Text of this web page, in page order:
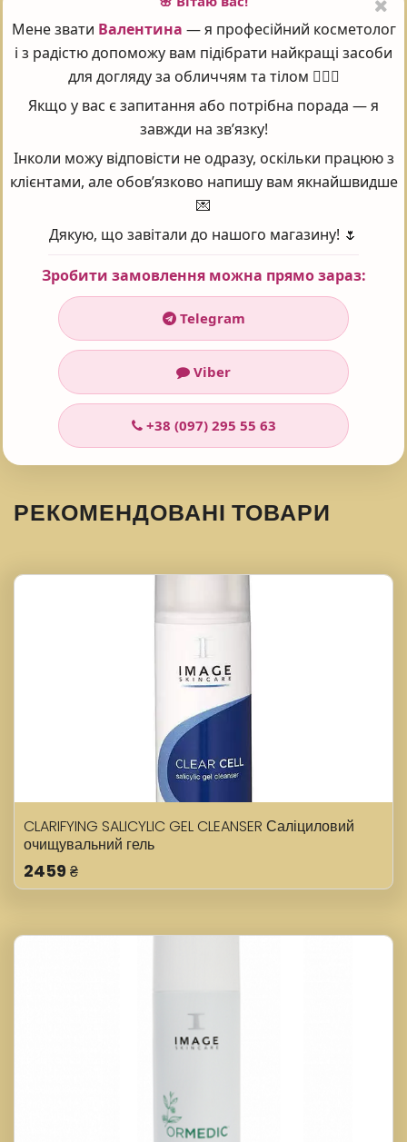
PERFECTION LIFT FORTE ПІЛІНГ ПЕРФЕКШН
ПОСИЛЕНИЙ ЯКА ЦІНА?
У інтернет-магазині Prof косметика товар:
PERFECTION LIFT FORTE Пілінг перфекшн
посиленийкоштує 7153 ₴
ЧОМУ ВАРТО ЗАМОВИТИ САМЕ В PROF КОСМЕТИКА
ЧИ МОЖНА ЗАМОВИТИ НАЛОЖЕНИМ ПЛАТЕЖЕМ?
ЯК ВИБРАТИ ПРАВИЛЬНУ КОСМЕТИКУ ДЛЯ ВАШОЇ
ШКІРИ?
РЕКОМЕНДОВАНІ ТОВАРИ
CLARIFYING SALICYLIC GEL CLEANSER Саліциловий
очищувальний гель
2459 ₴
Мене звати Валентина — я професійний косметолог
і з радістю допоможу вам підібрати найкращі засоби
для догляду за обличчям та тілом 💆‍♀️✨
Якщо у вас є запитання або потрібна порада — я
завжди на зв’язку!
Інколи можу відповісти не одразу, оскільки працюю з
клієнтами, але обов’язково напишу вам якнайшвидше
💌
Дякую, що завітали до нашого магазину! 🌷
Зробити замовлення можна прямо зараз:
Telegram
Viber
+38 (097) 295 55 63